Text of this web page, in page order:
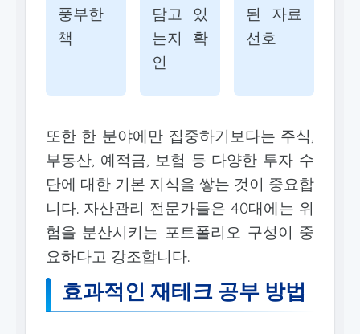
풍부한
책
담고 있
는지 확
인
된 자료
선호
또한 한 분야에만 집중하기보다는 주식,
부동산, 예적금, 보험 등 다양한 투자 수
단에 대한 기본 지식을 쌓는 것이 중요합
니다. 자산관리 전문가들은 40대에는 위
험을 분산시키는 포트폴리오 구성이 중
요하다고 강조합니다.
효과적인 재테크 공부 방법